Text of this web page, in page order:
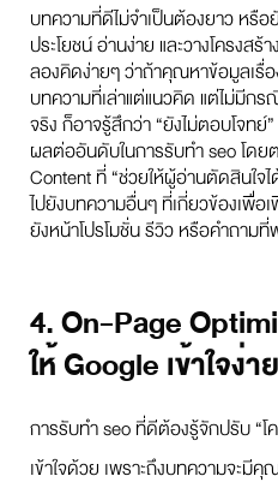
บทความที่ดีไม่จำเป็นต้องยาว หรือ
ประโยชน์ อ่านง่าย และวางโครงสร้า
ลองคิดง่ายๆ ว่าถ้าคุณหาข้อมูลเรื่อ
บทความที่เล่าแต่แนวคิด แต่ไม่มีก
จริง ก็อาจรู้สึกว่า “ยังไม่ตอบโจทย์
ผลต่ออันดับในการรับทำ seo โดย
Content ที่ “ช่วยให้ผู้อ่านตัดสินใจ
ไปยังบทความอื่นๆ ที่เกี่ยวข้องเพื่อ
ยังหน้าโปรโมชั่น รีวิว หรือคำถาม
4. On-Page
ให้ Google เข้าใจง่
การรับทำ seo ที่ดีต้องรู้จักปรับ “โ
เข้าใจด้วย เพราะถึงบทความจะมี